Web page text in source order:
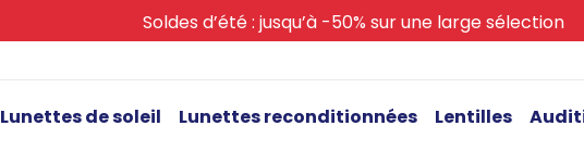
Soldes d’été : jusqu’à -50% sur une large sélection
Lunettes de soleil Lunettes reconditionnées Lentilles